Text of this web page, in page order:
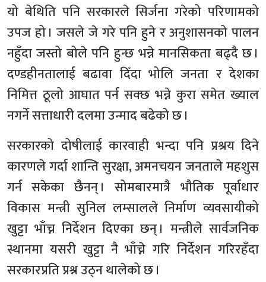
यो बेथिति पनि सरकारले सिर्जना गरेको परिणामको
उपज हो । जसले जे गरे पनि हुने र अनुशासनको पालन
नहुँदा जस्तो बोले पनि हुन्छ भन्ने मानसिकता बढ्दै छ ।
दण्डहीनतालाई बढावा दिँदा भोलि जनता र देशका
निमित्त ठूलो आघात पर्न सक्छ भन्ने कुरा समेत ख्याल
नगर्ने सत्ताधारी दलमा उन्माद बढेको छ ।
सरकारको दोषीलाई कारवाही भन्दा पनि प्रश्रय दिने
कारणले गर्दा शान्ति सुरक्षा, अमनचयन जनताले महशुस
गर्न सकेका छैनन् । सोमबारमात्रै भौतिक पूर्वाधार
विकास मन्त्री सुनिल लम्सालले निर्माण व्यवसायीको
खुट्टा भाँच्न निर्देशन दिएका छन् । मन्त्रीले सार्वजनिक
स्थानमा यसरी खुट्टा नै भाँच्ने गरि निर्देशन गरिरहँदा
सरकारप्रति प्रश्न उठ्न थालेको छ ।